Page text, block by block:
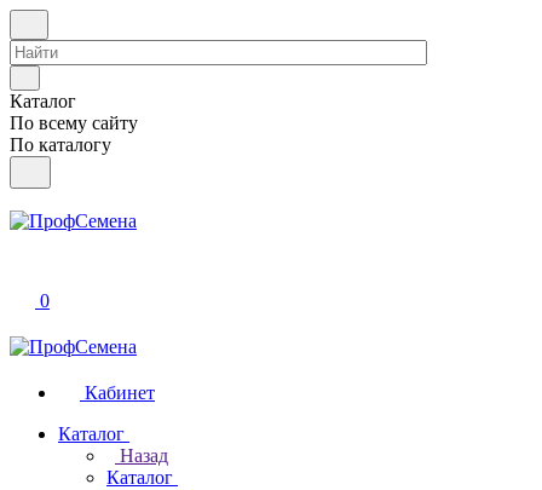
Каталог
По всему сайту
По каталогу
0
Кабинет
Каталог
Назад
Каталог